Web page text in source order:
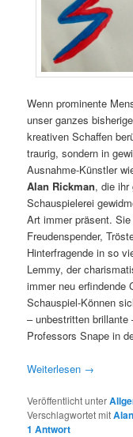
Wenn prominente
unser ganzes
kreativen Schaffen
traurig, sondern in
Ausnahme-Künstler
Alan Rickman, die ihr
Schauspielerei
Art immer präsent.
Freudenspender,
Hinterfragende in so
Lemmy, der
immer neu erfindende
Schauspiel-Können
– unbestritten brillante
Professors Snape in
Weiterlesen →
Veröffentlicht unter
Verschlagwortet mit
1 Antwort